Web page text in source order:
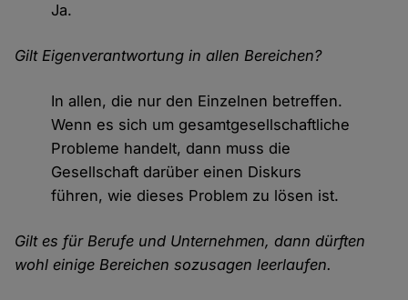
Ja.
Gilt Eigenverantwortung in allen Bereichen?
In allen, die nur den Einzelnen betreffen.
Wenn es sich um gesamtgesellschaftliche
Probleme handelt, dann muss die
Gesellschaft darüber einen Diskurs
führen, wie dieses Problem zu lösen ist.
Gilt es für Berufe und Unternehmen, dann dürften
wohl einige Bereichen sozusagen leerlaufen.